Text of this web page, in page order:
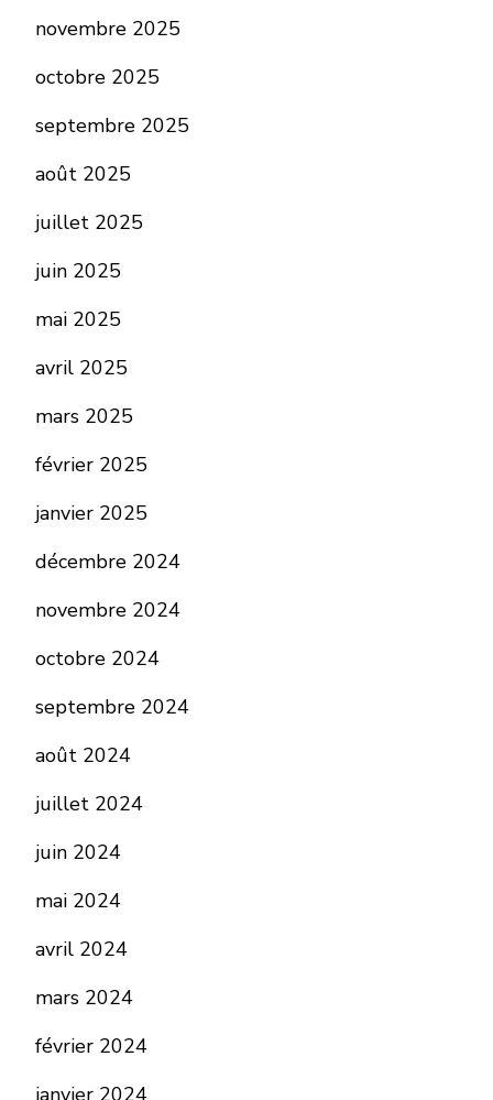
novembre 2025
octobre 2025
septembre 2025
août 2025
juillet 2025
juin 2025
mai 2025
avril 2025
mars 2025
février 2025
janvier 2025
décembre 2024
novembre 2024
octobre 2024
septembre 2024
août 2024
juillet 2024
juin 2024
mai 2024
avril 2024
mars 2024
février 2024
janvier 2024